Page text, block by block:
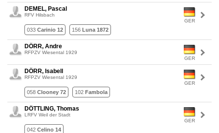
GER
DEMEL, Pascal
RFV Hilsbach
033 Carinio 12 156 Luna 1872
GER
DÖRR, Andre
RFPZV Wiesental 1929
GER
DÖRR, Isabell
RFPZV Wiesental 1929
058 Clooney 72 102 Fambola
GER
DÖTTLING, Thomas
LRFV Weil der Stadt
042 Celino 14